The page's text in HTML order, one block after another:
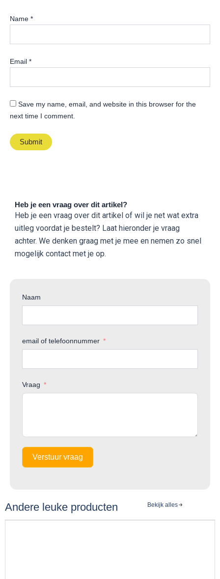
Name *
Email *
Save my name, email, and website in this browser for the
next time I comment.
Heb je een vraag over dit artikel?
Heb je een vraag over dit artikel of wil je net wat extra
uitleg voordat je bestelt? Laat hieronder je vraag
achter. We denken graag met je mee en nemen zo snel
mogelijk contact met je op.
Naam
email of telefoonnummer
Vraag
Verstuur vraag
Andere leuke producten Bekijk alles